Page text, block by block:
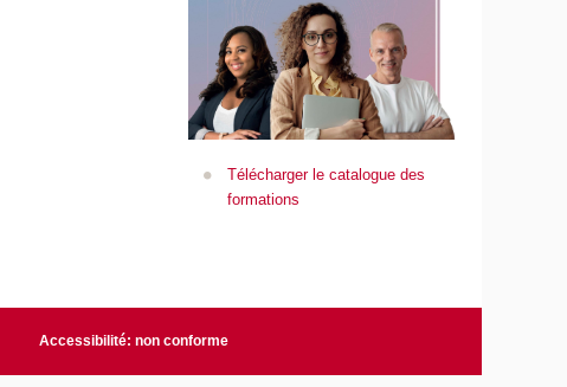
Télécharger le catalogue des
formations
Accessibilité: non conforme